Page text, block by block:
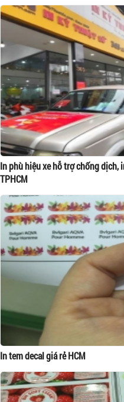
In phù hiệu xe hỗ trợ chống dịch,
TPHCM
In tem decal giá rẻ HCM